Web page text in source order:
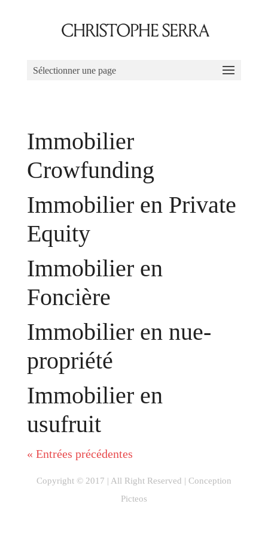
Sélectionner une page
Immobilier
Crowfunding
Immobilier en Private
Equity
Immobilier en
Foncière
Immobilier en nue-
propriété
Immobilier en
usufruit
« Entrées précédentes
Copyright © 2017 | All Right Reserved | Conception
Picteos